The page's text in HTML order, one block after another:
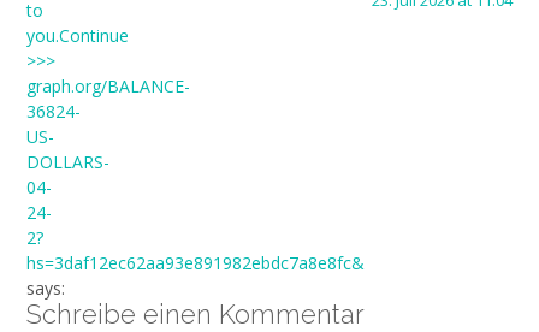
to
you.Continue
>>>
graph.org/BALANCE-
36824-
US-
DOLLARS-
04-
24-
2?
hs=3daf12ec62aa93e891982ebdc7a8e8fc&
says:
Schreibe einen Kommentar